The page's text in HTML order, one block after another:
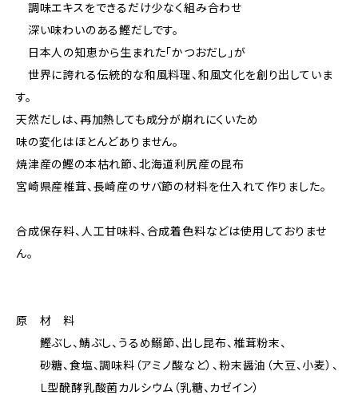
調味エキスをできるだけ少なく組み合わせ
深い味わいのある鰹だしです。
日本人の知恵から生まれた「かつおだし」が
世界に誇れる伝統的な和風料理、和風文化を創り出していま
す。
天然だしは、再加熱しても成分が崩れにくいため
味の変化はほとんどありません。
焼津産の鰹の本枯れ節、北海道利尻産の昆布
宮崎県産椎茸、長崎産のサバ節の材料を仕入れて作りました。
合成保存料、人工甘味料、合成着色料などは使用しておりませ
ん。
原 材 料
鰹ぶし、鯖ぶし、うるめ鰯節、出し昆布、椎茸粉末、
砂糖、食塩、調味料（アミノ酸など）、粉末醤油（大豆、小麦）、
Ｌ型醗酵乳酸菌カルシウム（乳糖、カゼイン）